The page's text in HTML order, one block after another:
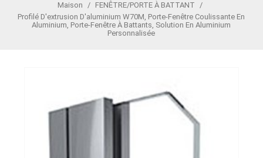
Maison / FENÊTRE/PORTE À BATTANT /
Profilé D'extrusion D'aluminium W70M, Porte-Fenêtre Coulissante En
Aluminium, Porte-Fenêtre À Battants, Solution En Aluminium
Personnalisée